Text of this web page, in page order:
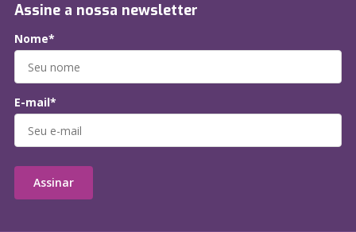
Assine a nossa newsletter
Nome*
E-mail*
Assinar